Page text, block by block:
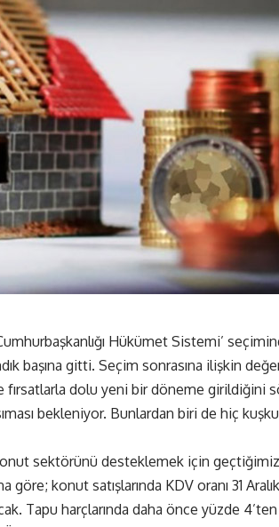
Hükümet Sistemi’
başına gitti. Seçim sonrasına ilişkin
dolu yeni bir döneme girildiğini
bekleniyor. Bunlardan biri de hiç
sektörünü desteklemek için
göre; konut satışlarında KDV oranı 31
Tapu harçlarında daha önce yüzde